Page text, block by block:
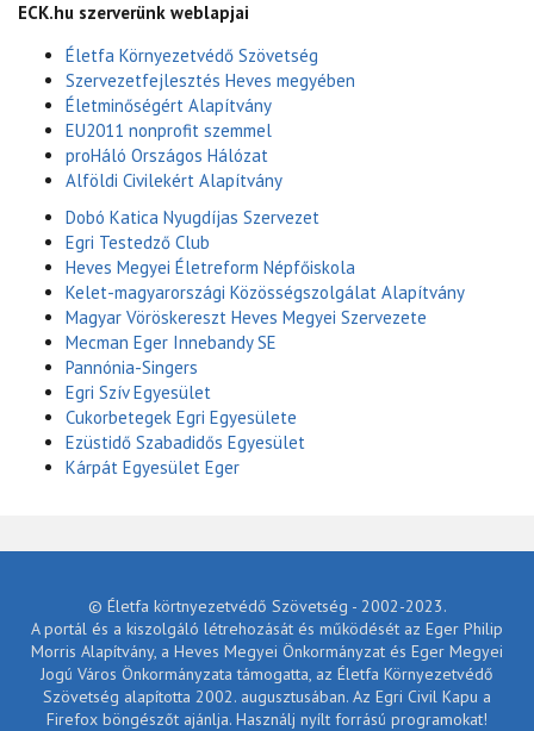
ECK.hu szerverünk weblapjai
Életfa Környezetvédő Szövetség
Szervezetfejlesztés Heves megyében
Életminőségért Alapítvány
EU2011 nonprofit szemmel
proHáló Országos Hálózat
Alföldi Civilekért Alapítvány
Dobó Katica Nyugdíjas Szervezet
Egri Testedző Club
Heves Megyei Életreform Népfőiskola
Kelet-magyarországi Közösségszolgálat Alapítvány
Magyar Vöröskereszt Heves Megyei Szervezete
Mecman Eger Innebandy SE
Pannónia-Singers
Egri Szív Egyesület
Cukorbetegek Egri Egyesülete
Ezüstidő Szabadidős Egyesület
Kárpát Egyesület Eger
© Életfa körtnyezetvédő Szövetség - 2002-2023.
A portál és a kiszolgáló létrehozását és működését az Eger Philip
Morris Alapítvány, a Heves Megyei Önkormányzat és Eger Megyei
Jogú Város Önkormányzata támogatta, az Életfa Környezetvédő
Szövetség alapította 2002. augusztusában. Az Egri Civil Kapu a
Firefox böngészőt ajánlja. Használj nyílt forrású programokat!